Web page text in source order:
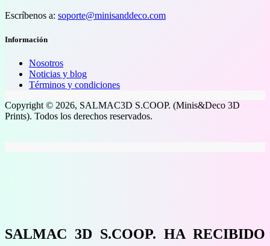
Escríbenos a: soporte@minisanddeco.com
Información
Nosotros
Noticias y blog
Términos y condiciones
Copyright © 2026, SALMAC3D S.COOP. (Minis&Deco 3D
Prints). Todos los derechos reservados.
SALMAC 3D S.COOP. HA RECIBIDO